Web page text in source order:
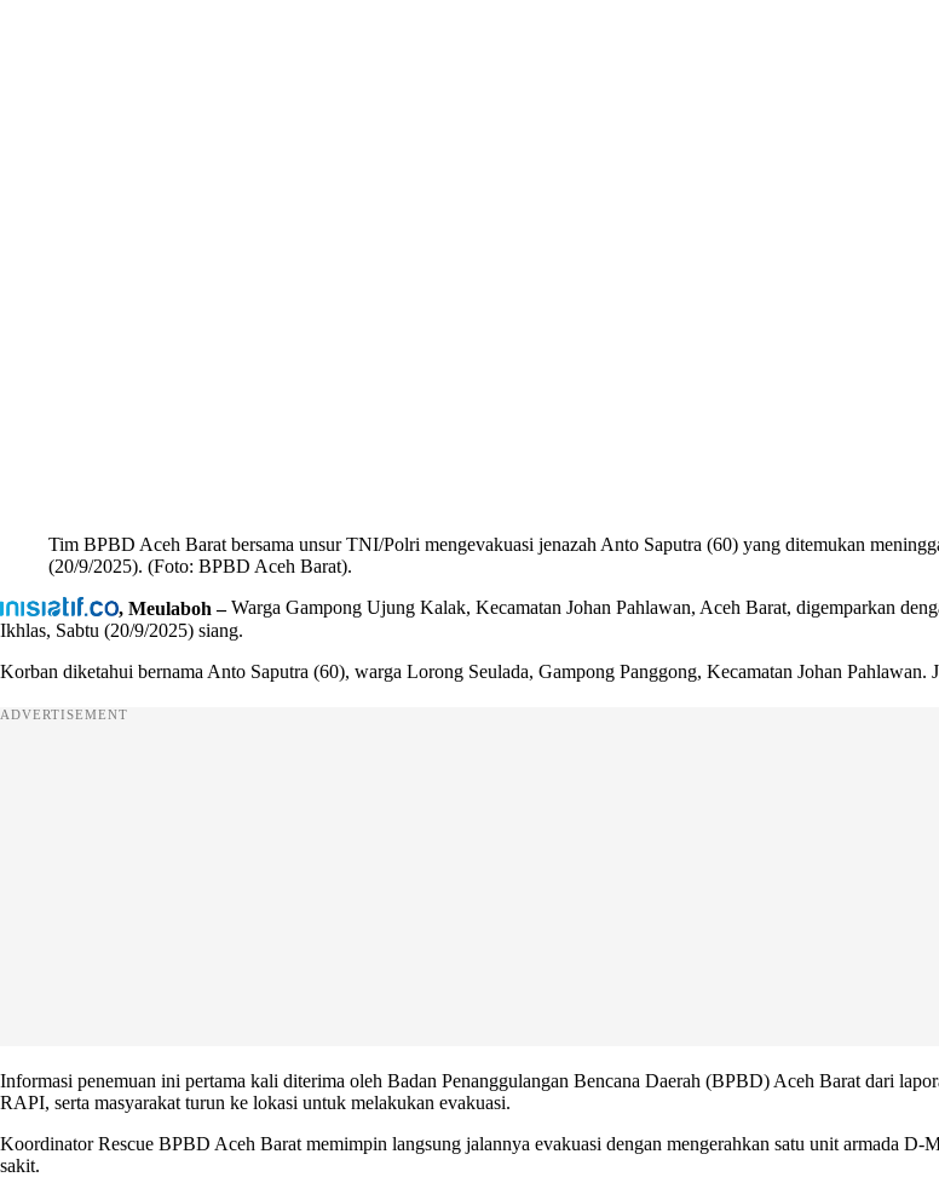
Tim BPBD Aceh Barat bersama unsur TNI/Polri mengevakuasi jenazah Anto Saputra (60) yang ditemukan
(20/9/2025). (Foto: BPBD Aceh Barat).
, Meulaboh –Warga Gampong Ujung Kalak, Kecamatan Johan Pahlawan, Aceh Barat, digemparkan
Ikhlas, Sabtu (20/9/2025) siang.
Korban diketahui bernama Anto Saputra (60), warga Lorong Seulada, Gampong Panggong, Kecamatan Johan
ADVERTISEMENT
Informasi penemuan ini pertama kali diterima oleh Badan Penanggulangan Bencana Daerah (BPBD) Aceh Barat dari
RAPI, serta masyarakat turun ke lokasi untuk melakukan evakuasi.
Koordinator Rescue BPBD Aceh Barat memimpin langsung jalannya evakuasi dengan mengerahkan satu unit armada
sakit.